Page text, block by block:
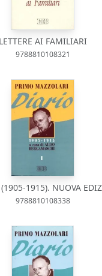
LETTERE AI FAMILIARI
9788810108321
1915). NUOVA
9788810108338